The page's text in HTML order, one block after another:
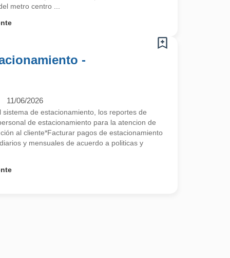
metro centro ...
-
11/06/2026
de estacionamiento, los reportes de
de estacionamiento para la atencion de
al cliente*Facturar pagos de estacionamiento
y mensuales de acuerdo a politicas y